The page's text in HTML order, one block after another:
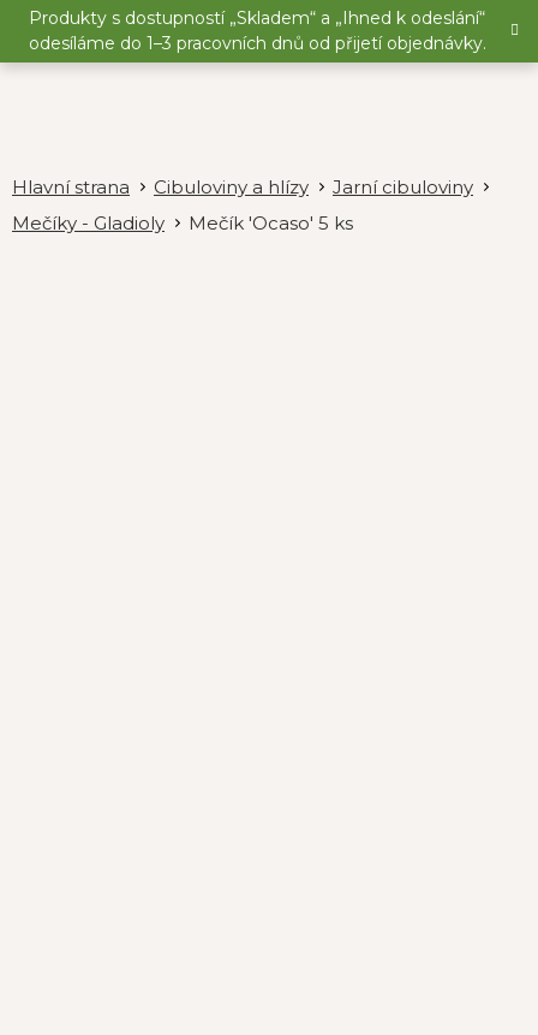
Přejít
obsah
Produkty s dostupností „Skladem“ a „Ihned k odeslání“
odesíláme do 1–3 pracovních dnů od přijetí objednávky.
Cibuloviny a hlízy
Jarní cibuloviny
Mečíky - Gladioly
Mečík 'Ocaso' 5 ks